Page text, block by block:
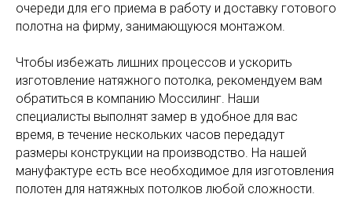
очереди для его приема в работу и доставку готового
полотна на фирму, занимающуюся монтажом.
Чтобы избежать лишних процессов и ускорить
изготовление натяжного потолка, рекомендуем вам
обратиться в компанию Моссилинг. Наши
специалисты выполнят замер в удобное для вас
время, в течение нескольких часов передадут
размеры конструкции на производство. На нашей
мануфактуре есть все необходимое для изготовления
полотен для натяжных потолков любой сложности.